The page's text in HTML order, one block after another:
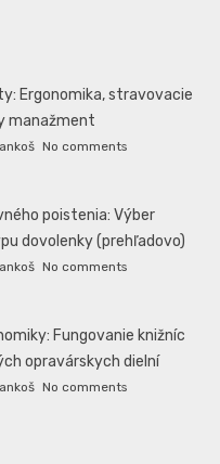
Ergonomika, stravovacie
manažment
No comments
poistenia: Výber
dovolenky (prehľadovo)
No comments
Fungovanie knižníc
opravárskych dielní
No comments